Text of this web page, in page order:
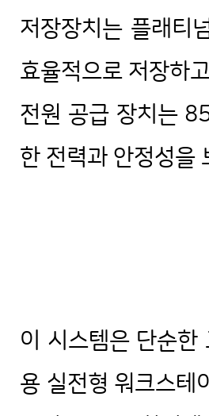
저장장치는 플래티
효율적으로 저장하
전원 공급 장치는
한 전력과 안정성을
이 시스템은 단순한
용 실전형 워크스테